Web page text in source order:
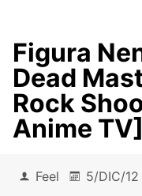
Figura
Dead
Rock
Anime TV]
Feel 5/DIC/12